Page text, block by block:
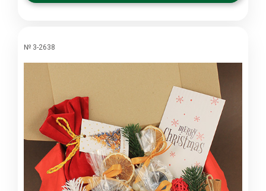
№ 3-2638